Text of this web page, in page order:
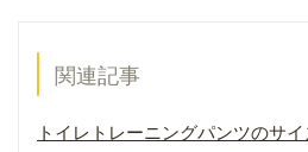
関連記事
トイレトレーニングパンツのサ